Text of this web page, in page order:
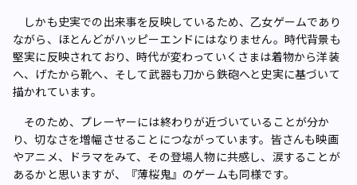
しかも史実での出来事を反映しているため、乙女ゲームであり
ながら、ほとんどがハッピーエンドにはなりません。時代背景も
堅実に反映されており、時代が変わっていくさまは着物から洋装
へ、げたから靴へ、そして武器も刀から鉄砲へと史実に基づいて
描かれています。
そのため、プレーヤーには終わりが近づいていることが分か
り、切なさを増幅させることにつながっています。皆さんも映画
やアニメ、ドラマをみて、その登場人物に共感し、涙することが
あるかと思いますが、『薄桜鬼』のゲームも同様です。